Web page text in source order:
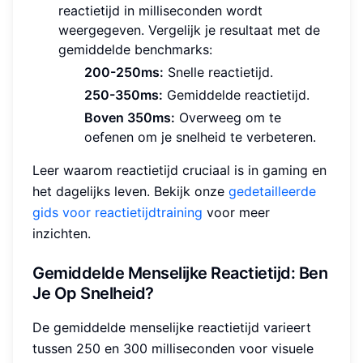
reactietijd in milliseconden wordt
weergegeven. Vergelijk je resultaat met de
gemiddelde benchmarks:
200-250ms: Snelle reactietijd.
250-350ms: Gemiddelde reactietijd.
Boven 350ms: Overweeg om te
oefenen om je snelheid te verbeteren.
Leer waarom reactietijd cruciaal is in gaming en
het dagelijks leven. Bekijk onze gedetailleerde
gids voor reactietijdtraining voor meer
inzichten.
Gemiddelde Menselijke Reactietijd: Ben
Je Op Snelheid?
De gemiddelde menselijke reactietijd varieert
tussen 250 en 300 milliseconden voor visuele